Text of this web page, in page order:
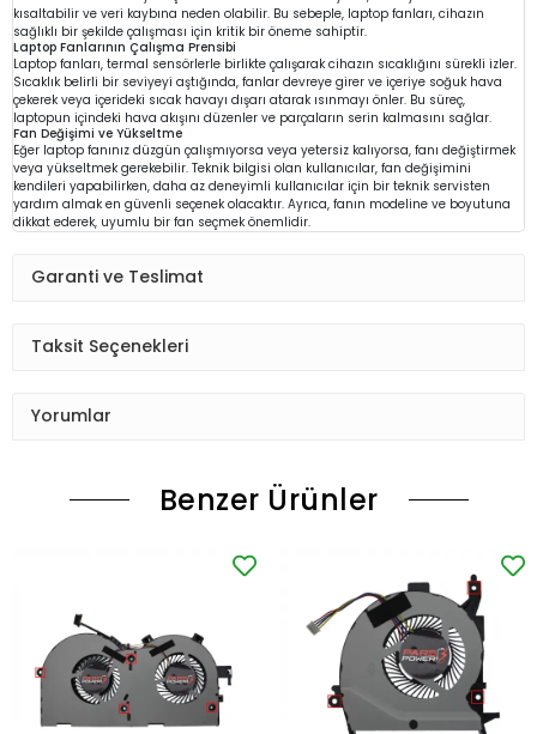
kısaltabilir ve veri kaybına neden olabilir. Bu sebeple, laptop fanları, cihazın
sağlıklı bir şekilde çalışması için kritik bir öneme sahiptir.
Laptop Fanlarının Çalışma Prensibi
Laptop fanları, termal sensörlerle birlikte çalışarak cihazın sıcaklığını sürekli izler.
Sıcaklık belirli bir seviyeyi aştığında, fanlar devreye girer ve içeriye soğuk hava
çekerek veya içerideki sıcak havayı dışarı atarak ısınmayı önler. Bu süreç,
laptopun içindeki hava akışını düzenler ve parçaların serin kalmasını sağlar.
Fan Değişimi ve Yükseltme
Eğer laptop fanınız düzgün çalışmıyorsa veya yetersiz kalıyorsa, fanı değiştirmek
veya yükseltmek gerekebilir. Teknik bilgisi olan kullanıcılar, fan değişimini
kendileri yapabilirken, daha az deneyimli kullanıcılar için bir teknik servisten
yardım almak en güvenli seçenek olacaktır. Ayrıca, fanın modeline ve boyutuna
dikkat ederek, uyumlu bir fan seçmek önemlidir.
Garanti ve Teslimat
Taksit Seçenekleri
Yorumlar
Benzer Ürünler